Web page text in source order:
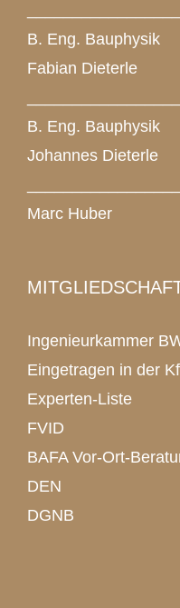
B. Eng. Bauphysik
Fabian Dieterle
B. Eng. Bauphysik
Johannes Dieterle
Marc Huber
Ingenieurkammer
Eingetragen in der
Experten-Liste
FVID
BAFA Vor-Ort-
DEN
DGNB